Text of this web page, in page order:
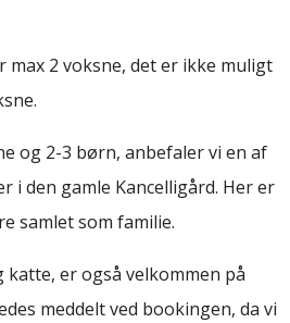
2 voksne, det er ikke muligt
og 2-3 børn, anbefaler vi en af
i den gamle Kancelligård. Her er
samlet som familie.
er også velkommen på
meddelt ved bookingen, da vi